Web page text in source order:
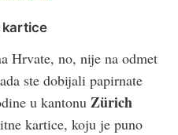
kartice
Hrvate, no, nije na odmet
ste dobijali papirnate
u kantonu Zürich
kartice, koju je puno